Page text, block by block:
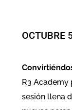
OCTUBRE
R3 Academy
sesión llena